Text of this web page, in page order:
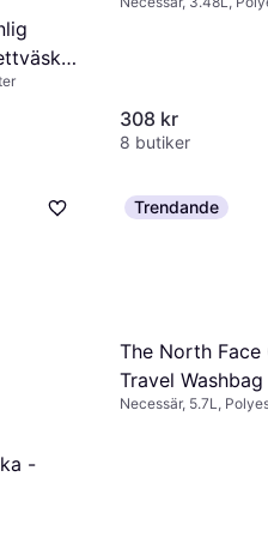
TNF Black/TNF
308 kr
8 butiker
-
Trendande
The North Face
Travel
Summit Gold/
Necessär, 5.7L,